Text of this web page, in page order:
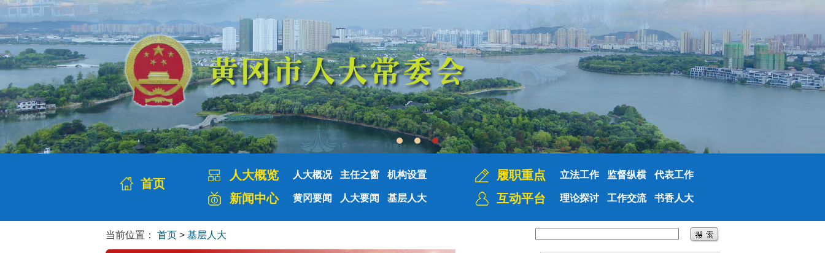
首页
人大概览 人大概况 主任之窗 机构设置
新闻中心 黄冈要闻 人大要闻 基层人大
履职重点 立法工作 监督纵横 代表工作
互动平台 理论探讨 工作交流 书香人大
当前位置： 首页 > 基层人大